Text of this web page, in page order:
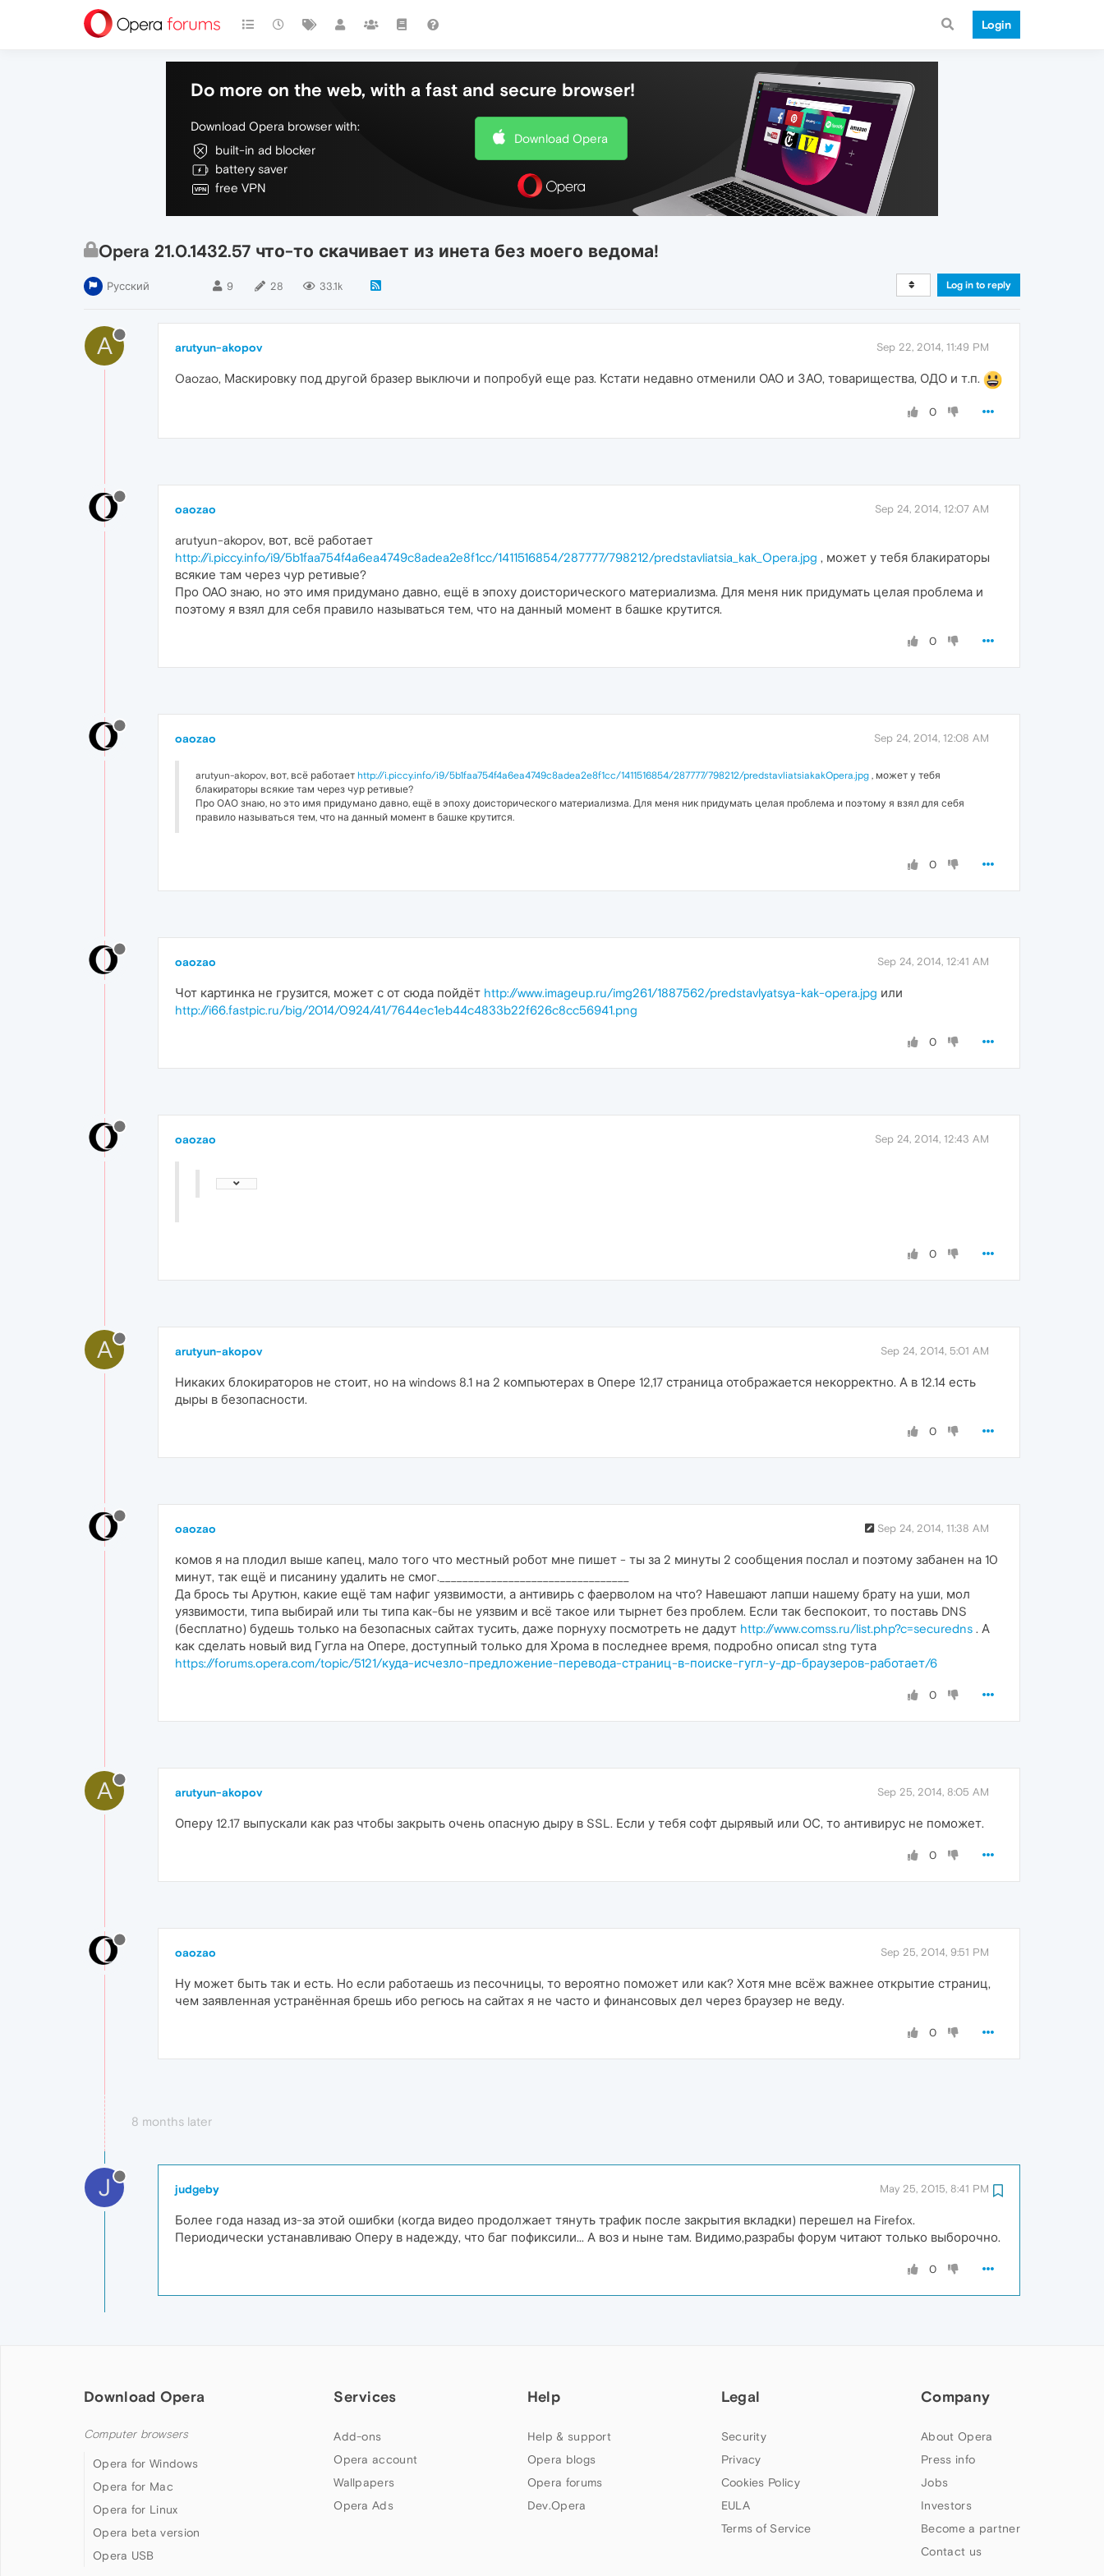
Login
Do more on the web, with a fast and secure browser!
Download Opera browser with:
built-in ad blocker
battery saver
free VPN
Download Opera
Opera 21.0.1432.57 что-то скачивает из инета без моего ведома!
Русский 9 28 33.1k Log in to reply
A arutyun-akopov Sep 22, 2014, 11:49 PM
Oaozao, Маскировку под другой бразер выключи и попробуй еще раз. Кстати недавно отменили ОАО и ЗАО, товарищества, ОДО и т.п.
0
oaozao Sep 24, 2014, 12:07 AM
arutyun-akopov, вот, всё работает
http://i.piccy.info/i9/5b1faa754f4a6ea4749c8adea2e8f1cc/1411516854/287777/798212/predstavliatsia_kak_Opera.jpg , может у тебя блакираторы
всякие там через чур ретивые?
Про ОАО знаю, но это имя придумано давно, ещё в эпоху доисторического материализма. Для меня ник придумать целая проблема и
поэтому я взял для себя правило называться тем, что на данный момент в башке крутится.
0
oaozao Sep 24, 2014, 12:08 AM
arutyun-akopov, вот, всё работает http://i.piccy.info/i9/5b1faa754f4a6ea4749c8adea2e8f1cc/1411516854/287777/798212/predstavliatsiakakOpera.jpg , может у тебя
блакираторы всякие там через чур ретивые?
Про ОАО знаю, но это имя придумано давно, ещё в эпоху доисторического материализма. Для меня ник придумать целая проблема и поэтому я взял для себя
правило называться тем, что на данный момент в башке крутится.
0
oaozao Sep 24, 2014, 12:41 AM
Чот картинка не грузится, может с от сюда пойдёт http://www.imageup.ru/img261/1887562/predstavlyatsya-kak-opera.jpg или
http://i66.fastpic.ru/big/2014/0924/41/7644ec1eb44c4833b22f626c8cc56941.png
0
oaozao Sep 24, 2014, 12:43 AM
0
A arutyun-akopov Sep 24, 2014, 5:01 AM
Никаких блокираторов не стоит, но на windows 8.1 на 2 компьютерах в Опере 12,17 страница отображается некорректно. А в 12.14 есть
дыры в безопасности.
0
oaozao Sep 24, 2014, 11:38 AM
комов я на плодил выше капец, мало того что местный робот мне пишет - ты за 2 минуты 2 сообщения послал и поэтому забанен на 10
минут, так ещё и писанину удалить не смог._________________________________
Да брось ты Арутюн, какие ещё там нафиг уязвимости, а антивирь с фаерволом на что? Навешают лапши нашему брату на уши, мол
уязвимости, типа выбирай или ты типа как-бы не уязвим и всё такое или тырнет без проблем. Если так беспокоит, то поставь DNS
(бесплатно) будешь только на безопасных сайтах тусить, даже порнуху посмотреть не дадут http://www.comss.ru/list.php?c=securedns . А
как сделать новый вид Гугла на Опере, доступный только для Хрома в последнее время, подробно описал stng тута
https://forums.opera.com/topic/5121/куда-исчезло-предложение-перевода-страниц-в-поиске-гугл-у-др-браузеров-работает/6
0
A arutyun-akopov Sep 25, 2014, 8:05 AM
Оперу 12.17 выпускали как раз чтобы закрыть очень опасную дыру в SSL. Если у тебя софт дырявый или ОС, то антивирус не поможет.
0
oaozao Sep 25, 2014, 9:51 PM
Ну может быть так и есть. Но если работаешь из песочницы, то вероятно поможет или как? Хотя мне всёж важнее открытие страниц,
чем заявленная устранённая брешь ибо регюсь на сайтах я не часто и финансовых дел через браузер не веду.
0
8 months later
J judgeby May 25, 2015, 8:41 PM
Более года назад из-за этой ошибки (когда видео продолжает тянуть трафик после закрытия вкладки) перешел на Firefox.
Периодически устанавливаю Оперу в надежду, что баг пофиксили... А воз и ныне там. Видимо,разрабы форум читают только выборочно.
0
Download Opera
Computer browsers
Opera for Windows
Opera for Mac
Opera for Linux
Opera beta version
Opera USB
Services
Add-ons
Opera account
Wallpapers
Opera Ads
Help
Help & support
Opera blogs
Opera forums
Dev.Opera
Legal
Security
Privacy
Cookies Policy
EULA
Terms of Service
Company
About Opera
Press info
Jobs
Investors
Become a partner
Contact us